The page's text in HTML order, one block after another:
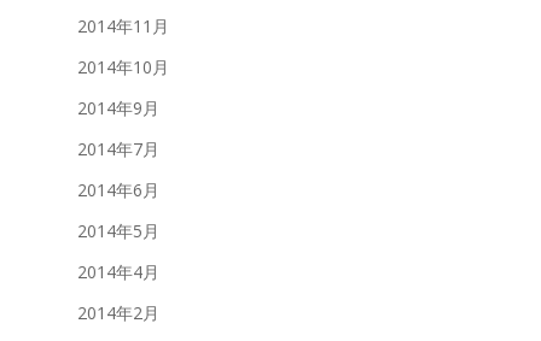
2014年11月
2014年10月
2014年9月
2014年7月
2014年6月
2014年5月
2014年4月
2014年2月